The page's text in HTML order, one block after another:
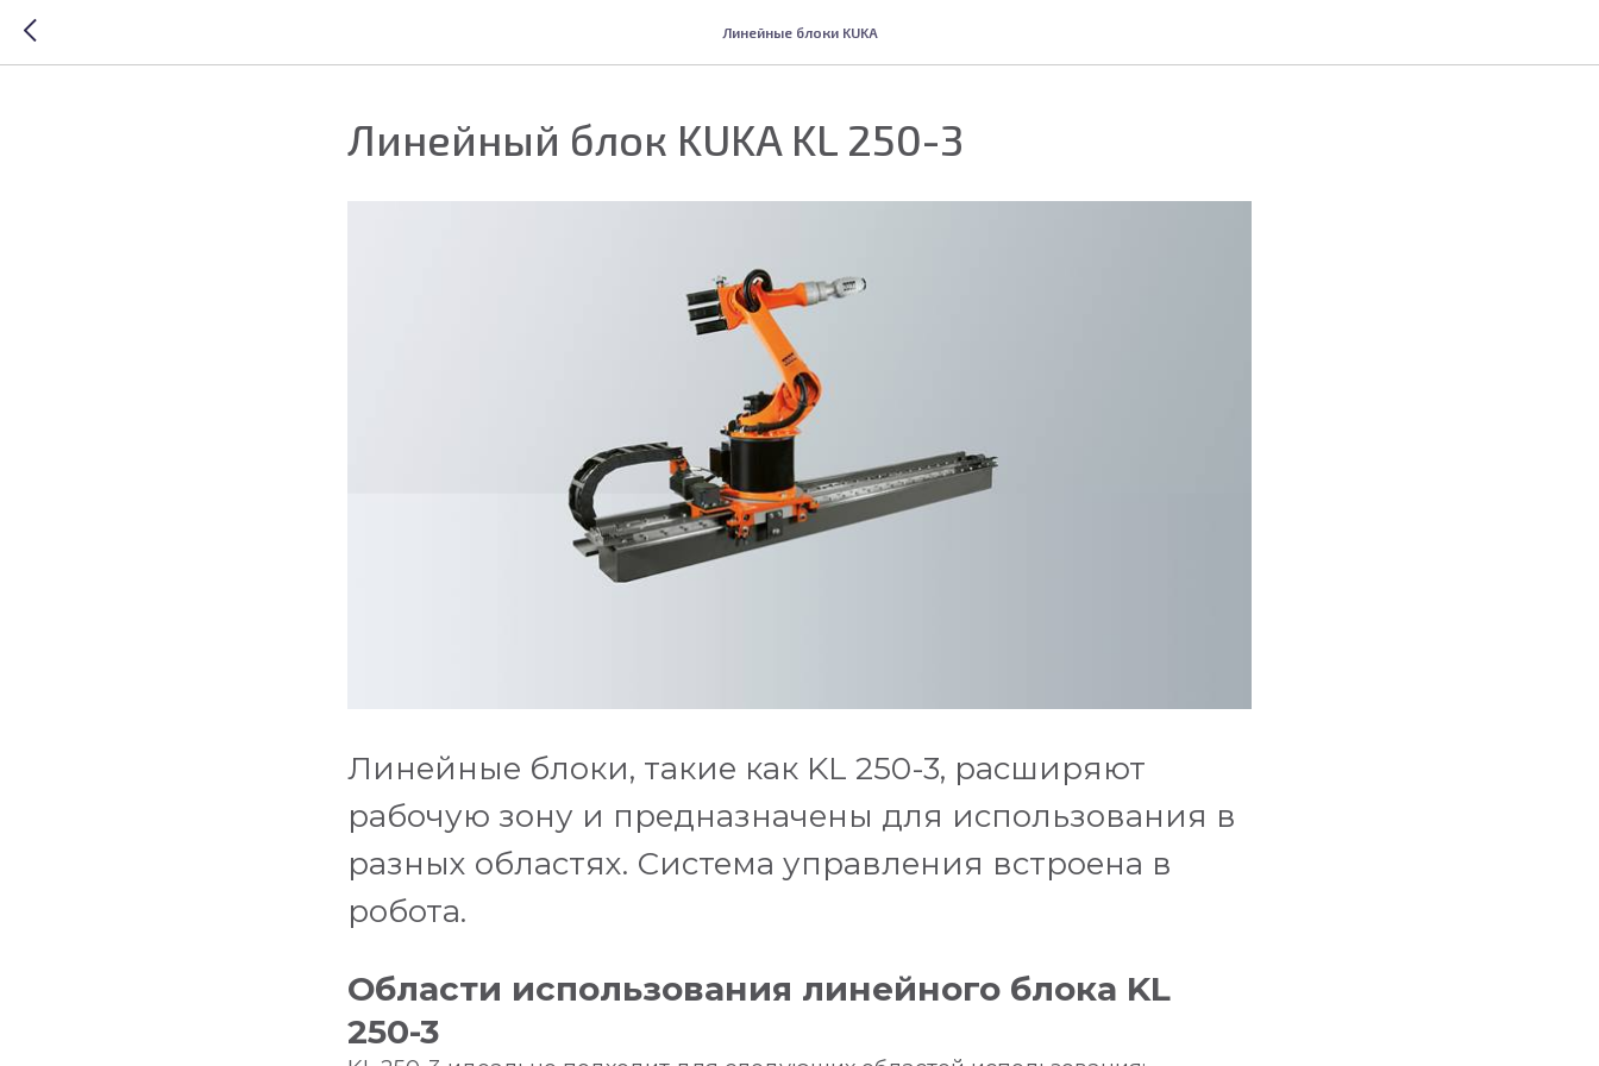
Линейные блоки KUKA
Линейный блок KUKA KL 250-3
Линейные блоки, такие как KL 250-3, расширяют
рабочую зону и предназначены для использования в
разных областях. Система управления встроена в
робота.
Области использования линейного блока KL
250-3